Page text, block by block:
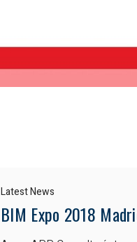
Latest News
BIM Expo 2018